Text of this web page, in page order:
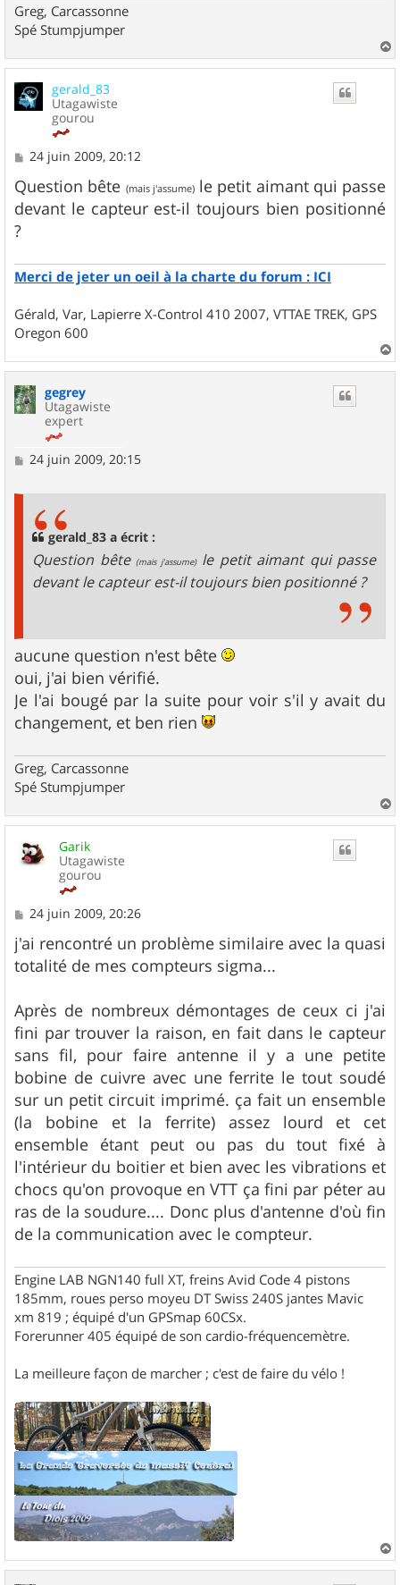
Greg, Carcassonne
Spé Stumpjumper
a
u
gerald_83
Utagawiste
gourou
M
s
s
a
24 juin 2009, 20:12
Question bête (mais j'assume)le petit aimant qui passe
devant le capteur est-il toujours bien positionné
?
Merci de jeter un oeil à la charte du forum : ICI
Gérald, Var, Lapierre X-Control 410 2007, VTTAE TREK, GPS
Oregon 600
a
gegrey
Utagawiste
expert
M
24 juin 2009, 20:15
gerald_83 a écrit :
Question bête (mais j'assume)le petit aimant qui passe
devant le capteur est-il toujours bien positionné ?
aucune question n'est bête
oui, j'ai bien vérifié.
Je l'ai bougé par la suite pour voir s'il y avait du
changement, et ben rien
Greg, Carcassonne
Spé Stumpjumper
a
Garik
Utagawiste
gourou
M
s
s
a
24 juin 2009, 20:26
j'ai rencontré un problème similaire avec la quasi
totalité de mes compteurs sigma...
Après de nombreux démontages de ceux ci j'ai
fini par trouver la raison, en fait dans le capteur
sans fil, pour faire antenne il y a une petite
bobine de cuivre avec une ferrite le tout soudé
sur un petit circuit imprimé. ça fait un ensemble
(la bobine et la ferrite) assez lourd et cet
ensemble étant peut ou pas du tout fixé à
l'intérieur du boitier et bien avec les vibrations et
chocs qu'on provoque en VTT ça fini par péter au
ras de la soudure.... Donc plus d'antenne d'où fin
de la communication avec le compteur.
Engine LAB NGN140 full XT, freins Avid Code 4 pistons
185mm, roues perso moyeu DT Swiss 240S jantes Mavic
xm 819 ; équipé d'un GPSmap 60CSx.
Forerunner 405 équipé de son cardio-fréquencemètre.
La meilleure façon de marcher ; c'est de faire du vélo !
a